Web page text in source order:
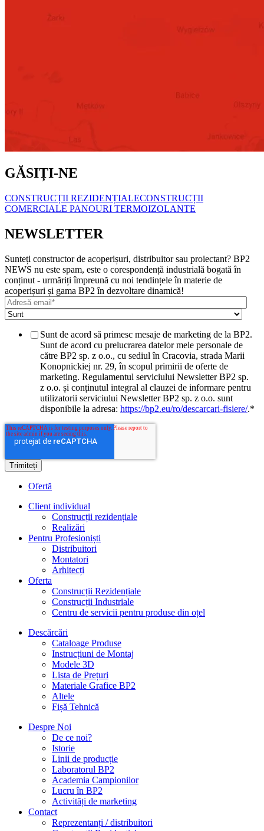
GĂSIȚI-NE
CONSTRUCȚII REZIDENȚIALECONSTRUCȚII
COMERCIALE PANOURI TERMOIZOLANTE
NEWSLETTER
Sunteți constructor de acoperișuri, distribuitor sau proiectant? BP2
NEWS nu este spam, este o corespondență industrială bogată în
conținut - urmăriți împreună cu noi tendințele în materie de
acoperișuri și gama BP2 în dezvoltare dinamică!
Sunt de acord să primesc mesaje de marketing de la BP2.
Sunt de acord cu prelucrarea datelor mele personale de
către BP2 sp. z o.o., cu sediul în Cracovia, strada Marii
Konopnickiej nr. 29, în scopul primirii de oferte de
marketing. Regulamentul serviciului Newsletter BP2 sp.
z o.o. și conținutul integral al clauzei de informare pentru
utilizatorii serviciului Newsletter BP2 sp. z o.o. sunt
disponibile la adresa: https://bp2.eu/ro/descarcari-fisiere/.*
Ofertă
Client individual
Construcții rezidențiale
Realizări
Pentru Profesioniști
Distribuitori
Montatori
Arhitecți
Oferta
Construcții Rezidențiale
Construcții Industriale
Centru de servicii pentru produse din oțel
Descărcări
Cataloage Produse
Instrucțiuni de Montaj
Modele 3D
Lista de Prețuri
Materiale Grafice BP2
Altele
Fișă Tehnică
Despre Noi
De ce noi?
Istorie
Linii de producție
Laboratorul BP2
Academia Campionilor
Lucru în BP2
Activități de marketing
Contact
Reprezentanți / distribuitori